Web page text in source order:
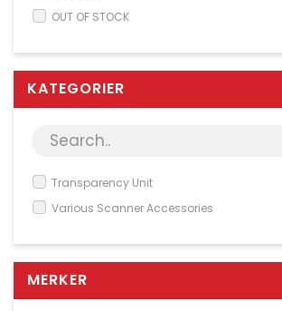
Electrical Supplies
PC Components
Various
Supplies
AV & Multimedia
OUT OF STOCK
KATEGORIER
Transparency Unit
Various Scanner Accessories
MERKER